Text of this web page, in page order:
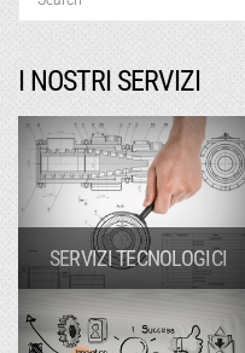
I NOSTRI SERVIZI
SERVIZI TECNOLOGICI